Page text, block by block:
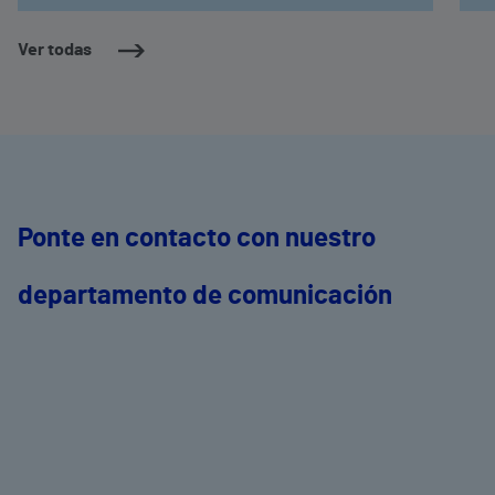
Ver todas
Ponte en contacto con nuestro
departamento de comunicación